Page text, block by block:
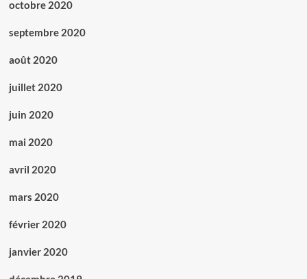
octobre 2020
septembre 2020
août 2020
juillet 2020
juin 2020
mai 2020
avril 2020
mars 2020
février 2020
janvier 2020